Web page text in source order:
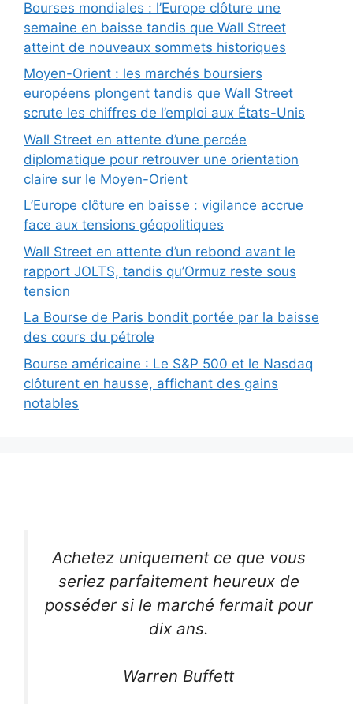
Bourses mondiales : l’Europe clôture une
semaine en baisse tandis que Wall Street
atteint de nouveaux sommets historiques
Moyen-Orient : les marchés boursiers
européens plongent tandis que Wall Street
scrute les chiffres de l’emploi aux États-Unis
Wall Street en attente d’une percée
diplomatique pour retrouver une orientation
claire sur le Moyen-Orient
L’Europe clôture en baisse : vigilance accrue
face aux tensions géopolitiques
Wall Street en attente d’un rebond avant le
rapport JOLTS, tandis qu’Ormuz reste sous
tension
La Bourse de Paris bondit portée par la baisse
des cours du pétrole
Bourse américaine : Le S&P 500 et le Nasdaq
clôturent en hausse, affichant des gains
notables
Achetez uniquement ce que vous
seriez parfaitement heureux de
posséder si le marché fermait pour
dix ans.
Warren Buffett